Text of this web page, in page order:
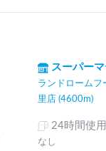
スーパー
ランドロームフ
里店 (4600m)
24時間使
なし